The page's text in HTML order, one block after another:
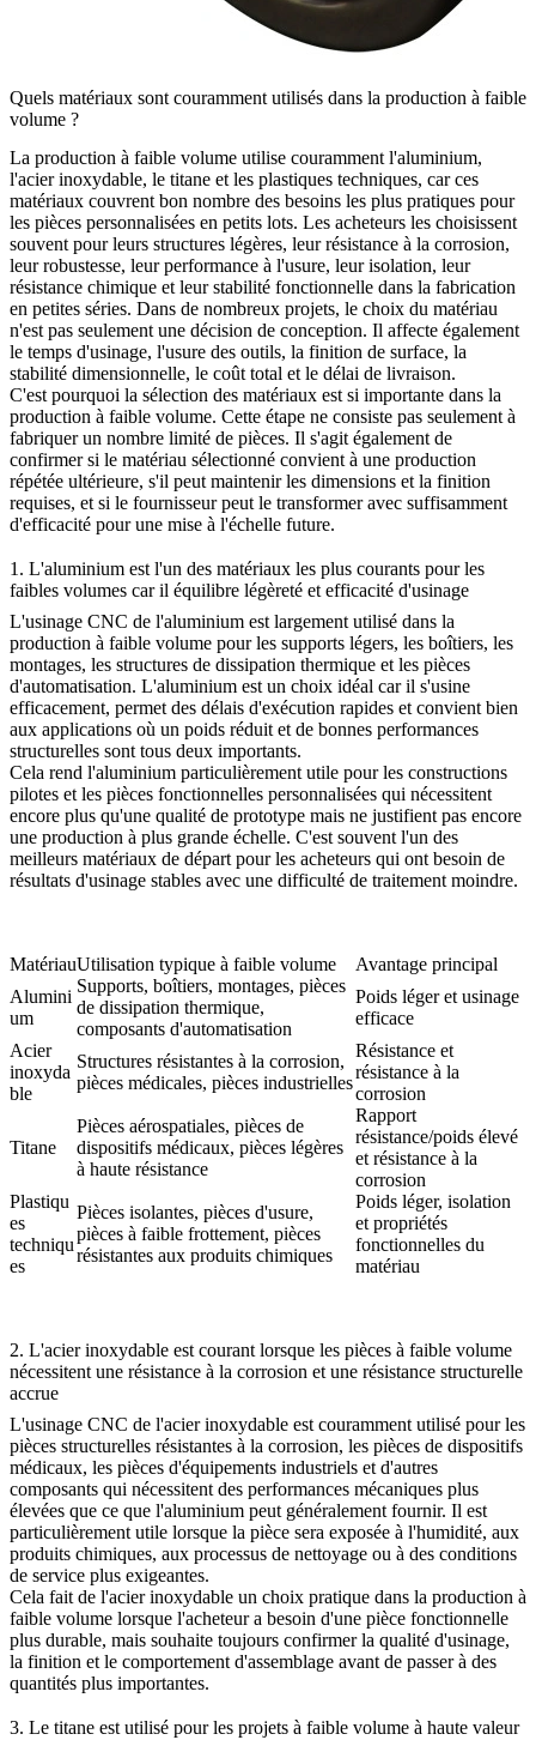
Quels matériaux sont couramment utilisés dans la production à faible
volume ?
La production à faible volume utilise couramment l'aluminium,
l'acier inoxydable, le titane et les plastiques techniques, car ces
matériaux couvrent bon nombre des besoins les plus pratiques pour
les pièces personnalisées en petits lots. Les acheteurs les choisissent
souvent pour leurs structures légères, leur résistance à la corrosion,
leur robustesse, leur performance à l'usure, leur isolation, leur
résistance chimique et leur stabilité fonctionnelle dans la fabrication
en petites séries. Dans de nombreux projets, le choix du matériau
n'est pas seulement une décision de conception. Il affecte également
le temps d'usinage, l'usure des outils, la finition de surface, la
stabilité dimensionnelle, le coût total et le délai de livraison.
C'est pourquoi la sélection des matériaux est si importante dans la
production à faible volume. Cette étape ne consiste pas seulement à
fabriquer un nombre limité de pièces. Il s'agit également de
confirmer si le matériau sélectionné convient à une production
répétée ultérieure, s'il peut maintenir les dimensions et la finition
requises, et si le fournisseur peut le transformer avec suffisamment
d'efficacité pour une mise à l'échelle future.
1. L'aluminium est l'un des matériaux les plus courants pour les
faibles volumes car il équilibre légèreté et efficacité d'usinage
L'usinage CNC de l'aluminium est largement utilisé dans la
production à faible volume pour les supports légers, les boîtiers, les
montages, les structures de dissipation thermique et les pièces
d'automatisation. L'aluminium est un choix idéal car il s'usine
efficacement, permet des délais d'exécution rapides et convient bien
aux applications où un poids réduit et de bonnes performances
structurelles sont tous deux importants.
Cela rend l'aluminium particulièrement utile pour les constructions
pilotes et les pièces fonctionnelles personnalisées qui nécessitent
encore plus qu'une qualité de prototype mais ne justifient pas encore
une production à plus grande échelle. C'est souvent l'un des
meilleurs matériaux de départ pour les acheteurs qui ont besoin de
résultats d'usinage stables avec une difficulté de traitement moindre.
MatériauUtilisation typique à faible volume
Avantage principal
Alumini
um
Supports, boîtiers, montages, pièces
de dissipation thermique,
composants d'automatisation
Poids léger et usinage
efficace
Acier
inoxyda
ble
Structures résistantes à la corrosion,
pièces médicales, pièces industrielles
Résistance et
résistance à la
corrosion
Titane
Pièces aérospatiales, pièces de
dispositifs médicaux, pièces légères
à haute résistance
Rapport
résistance/poids élevé
et résistance à la
corrosion
Plastiqu
es
techniqu
es
Pièces isolantes, pièces d'usure,
pièces à faible frottement, pièces
résistantes aux produits chimiques
Poids léger, isolation
et propriétés
fonctionnelles du
matériau
2. L'acier inoxydable est courant lorsque les pièces à faible volume
nécessitent une résistance à la corrosion et une résistance structurelle
accrue
L'usinage CNC de l'acier inoxydable est couramment utilisé pour les
pièces structurelles résistantes à la corrosion, les pièces de dispositifs
médicaux, les pièces d'équipements industriels et d'autres
composants qui nécessitent des performances mécaniques plus
élevées que ce que l'aluminium peut généralement fournir. Il est
particulièrement utile lorsque la pièce sera exposée à l'humidité, aux
produits chimiques, aux processus de nettoyage ou à des conditions
de service plus exigeantes.
Cela fait de l'acier inoxydable un choix pratique dans la production à
faible volume lorsque l'acheteur a besoin d'une pièce fonctionnelle
plus durable, mais souhaite toujours confirmer la qualité d'usinage,
la finition et le comportement d'assemblage avant de passer à des
quantités plus importantes.
3. Le titane est utilisé pour les projets à faible volume à haute valeur